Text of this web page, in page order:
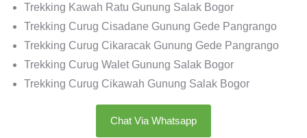
Trekking Kawah Ratu Gunung Salak Bogor
Trekking Curug Cisadane Gunung Gede Pangrango
Trekking Curug Cikaracak Gunung Gede Pangrango
Trekking Curug Walet Gunung Salak Bogor
Trekking Curug Cikawah Gunung Salak Bogor
Chat Via Whatsapp